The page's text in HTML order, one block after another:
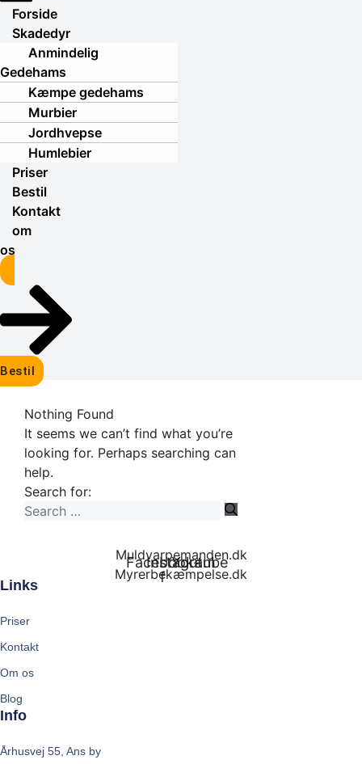
Forside
Skadedyr
Anmindelig
Gedehams
Kæmpe gedehams
Murbier
Jordhvepse
Humlebier
Priser
Bestil
Kontakt
om
os
Bestil
Nothing Found
It seems we can’t find what you’re
looking for. Perhaps searching can
help.
Search for:
Muldvarpemanden.dk
Myrerbekæmpelse.dk
Facebook-
f
Instagram
Youtube
Links
Priser
Kontakt
Om os
Blog
Info
Århusvej 55, Ans by